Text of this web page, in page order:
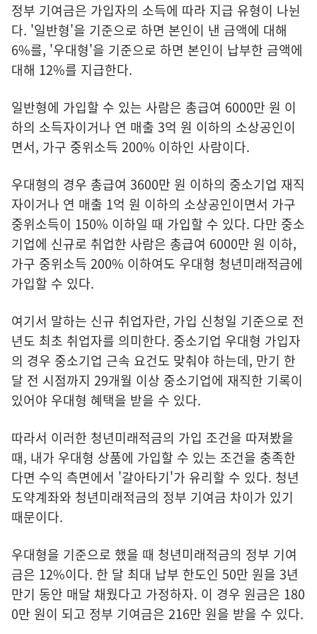
정부 기여금은 가입자의 소득에 따라 지급 유형이 나뉜
다. '일반형'을 기준으로 하면 본인이 낸 금액에 대해
6%를, '우대형'을 기준으로 하면 본인이 납부한 금액에
대해 12%를 지급한다.
일반형에 가입할 수 있는 사람은 총급여 6000만 원 이
하의 소득자이거나 연 매출 3억 원 이하의 소상공인이
면서, 가구 중위소득 200% 이하인 사람이다.
우대형의 경우 총급여 3600만 원 이하의 중소기업 재직
자이거나 연 매출 1억 원 이하의 소상공인이면서 가구
중위소득이 150% 이하일 때 가입할 수 있다. 다만 중소
기업에 신규로 취업한 사람은 총급여 6000만 원 이하,
가구 중위소득 200% 이하여도 우대형 청년미래적금에
가입할 수 있다.
여기서 말하는 신규 취업자란, 가입 신청일 기준으로 전
년도 최초 취업자를 의미한다. 중소기업 우대형 가입자
의 경우 중소기업 근속 요건도 맞춰야 하는데, 만기 한
달 전 시점까지 29개월 이상 중소기업에 재직한 기록이
있어야 우대형 혜택을 받을 수 있다.
따라서 이러한 청년미래적금의 가입 조건을 따져봤을
때, 내가 우대형 상품에 가입할 수 있는 조건을 충족한
다면 수익 측면에서 '갈아타기'가 유리할 수 있다. 청년
도약계좌와 청년미래적금의 정부 기여금 차이가 있기
때문이다.
우대형을 기준으로 했을 때 청년미래적금의 정부 기여
금은 12%이다. 한 달 최대 납부 한도인 50만 원을 3년
만기 동안 매달 채웠다고 가정하자. 이 경우 원금은 180
0만 원이 되고 정부 기여금은 216만 원을 받을 수 있다.